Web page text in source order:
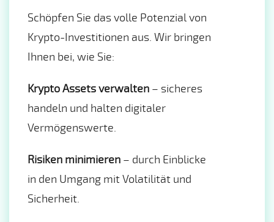
Schöpfen Sie das volle Potenzial von
Krypto-Investitionen aus. Wir bringen
Ihnen bei, wie Sie:
Krypto Assets verwalten – sicheres
handeln und halten digitaler
Vermögenswerte.
Risiken minimieren – durch Einblicke
in den Umgang mit Volatilität und
Sicherheit.